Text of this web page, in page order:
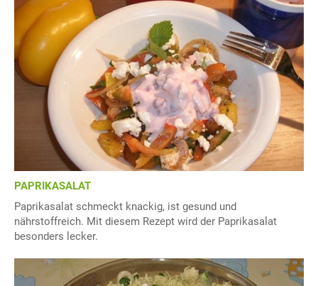
PAPRIKASALAT
Paprikasalat schmeckt knackig, ist gesund und
nährstoffreich. Mit diesem Rezept wird der Paprikasalat
besonders lecker.